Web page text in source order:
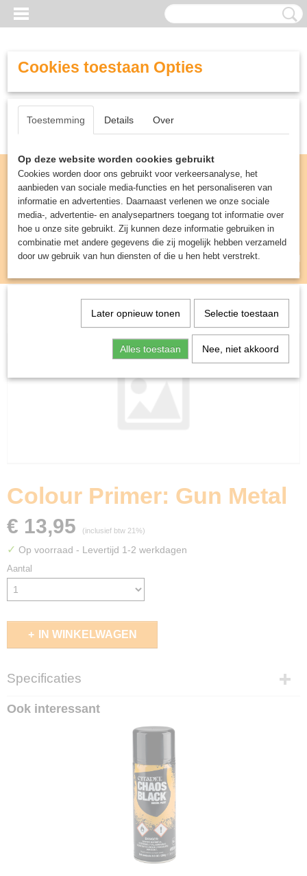
Inloggen Registreren
UW WINKELWAGEN
(0)
Miniature Gaming>Colour Primer: Gun Metal
Colour Primer: Gun Metal
€ 13,95 (inclusief btw 21%)
✓ Op voorraad - Levertijd 1-2 werkdagen
Aantal
IN WINKELWAGEN
Specificaties
EAN code
Ook interessant
Cookies toestaan Opties
Toestemming Details Over
Op deze website worden cookies gebruikt
Cookies worden door ons gebruikt voor verkeersanalyse, het
aanbieden van sociale media-functies en het personaliseren van
informatie en advertenties. Daarnaast verlenen we onze sociale
media-, advertentie- en analysepartners toegang tot informatie over
hoe u onze site gebruikt. Zij kunnen deze informatie gebruiken in
combinatie met andere gegevens die zij mogelijk hebben verzameld
door uw gebruik van hun diensten of die u hen hebt verstrekt.
Later opnieuw tonen Selectie toestaan
Alles toestaan Nee, niet akkoord